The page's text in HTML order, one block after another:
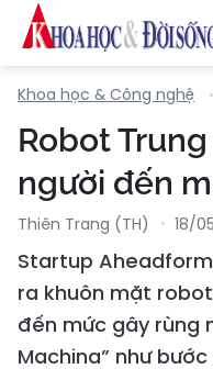
Khoa học & Công nghệ
Robot
người đến
Thiên Trang (TH) 18/
Startup
ra khuôn mặt
đến mức gây rùng
Machina” như